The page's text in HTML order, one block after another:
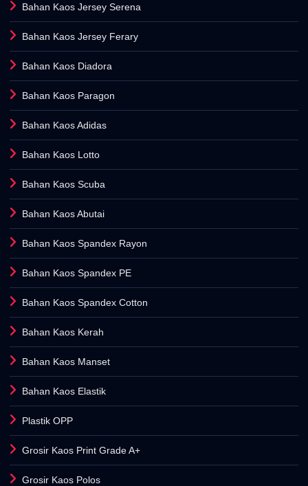
Bahan Kaos Jersey Serena
Bahan Kaos Jersey Ferary
Bahan Kaos Diadora
Bahan Kaos Paragon
Bahan Kaos Adidas
Bahan Kaos Lotto
Bahan Kaos Scuba
Bahan Kaos Abutai
Bahan Kaos Spandex Rayon
Bahan Kaos Spandex PE
Bahan Kaos Spandex Cotton
Bahan Kaos Kerah
Bahan Kaos Manset
Bahan Kaos Elastik
Plastik OPP
Grosir Kaos Print Grade A+
Grosir Kaos Polos